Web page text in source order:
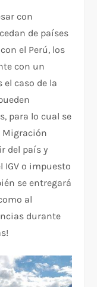
con
de países
el Perú, los
con un
caso de la
para lo cual se
Migración
del país y
IGV o impuesto
se entregará
al
durante